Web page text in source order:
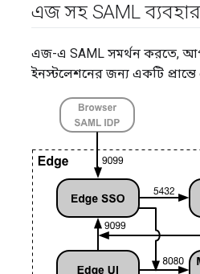
এজ সহ SAML
এজ-এ SAML সমর্থন করতে,
ইনস্টলেশনের জন্য একটি